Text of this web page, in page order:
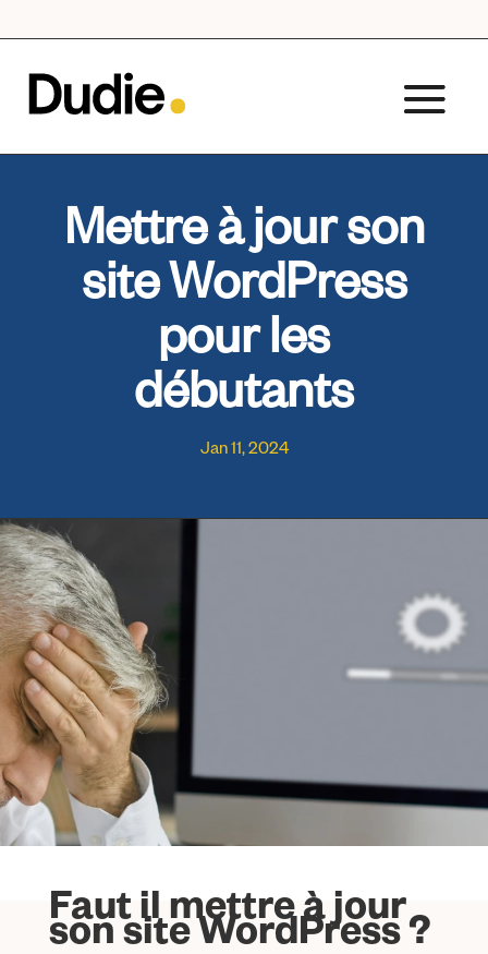
Mettre à jour son
site WordPress
pour les
débutants
Jan 11, 2024
Faut il mettre à jour
son site WordPress ?